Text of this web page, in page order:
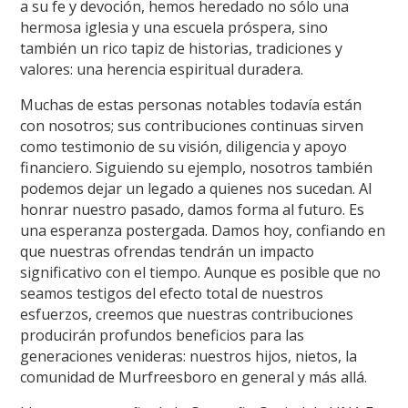
a su fe y devoción, hemos heredado no sólo una
hermosa iglesia y una escuela próspera, sino
también un rico tapiz de historias, tradiciones y
valores: una herencia espiritual duradera.
Muchas de estas personas notables todavía están
con nosotros; sus contribuciones continuas sirven
como testimonio de su visión, diligencia y apoyo
financiero. Siguiendo su ejemplo, nosotros también
podemos dejar un legado a quienes nos sucedan. Al
honrar nuestro pasado, damos forma al futuro. Es
una esperanza postergada. Damos hoy, confiando en
que nuestras ofrendas tendrán un impacto
significativo con el tiempo. Aunque es posible que no
seamos testigos del efecto total de nuestros
esfuerzos, creemos que nuestras contribuciones
producirán profundos beneficios para las
generaciones venideras: nuestros hijos, nietos, la
comunidad de Murfreesboro en general y más allá.